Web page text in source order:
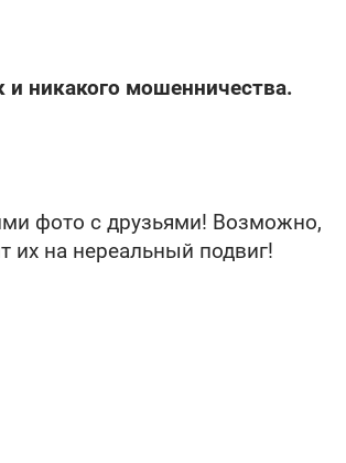
и никакого мошенничества.
фото с друзьями! Возможно,
их на нереальный подвиг!